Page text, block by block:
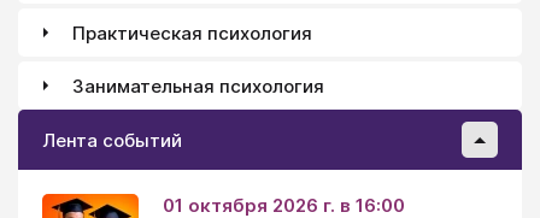
Практическая психология
Занимательная психология
Лента событий
01 октября 2026 г. в 16:00